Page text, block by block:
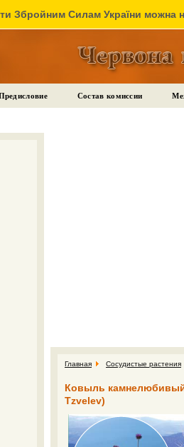
Збройним Силам України можна
Состав комиссии
Главная Сосудистые растения
Ковыль камнелюбивый
Tzvelev)